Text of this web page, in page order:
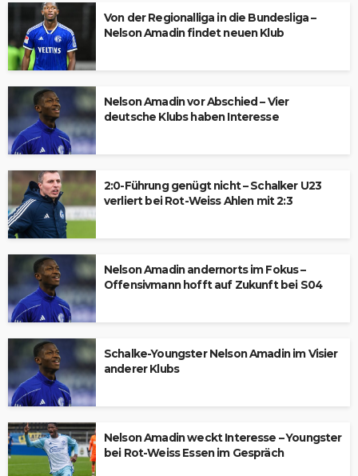
Von der Regionalliga in die Bundesliga –
Nelson Amadin findet neuen Klub
Nelson Amadin vor Abschied – Vier
deutsche Klubs haben Interesse
2:0-Führung genügt nicht – Schalker U23
verliert bei Rot-Weiss Ahlen mit 2:3
Nelson Amadin andernorts im Fokus –
Offensivmann hofft auf Zukunft bei S04
Schalke-Youngster Nelson Amadin im Visier
anderer Klubs
Nelson Amadin weckt Interesse – Youngster
bei Rot-Weiss Essen im Gespräch